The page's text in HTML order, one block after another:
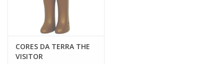
CORES DA TERRA THE
VISITOR